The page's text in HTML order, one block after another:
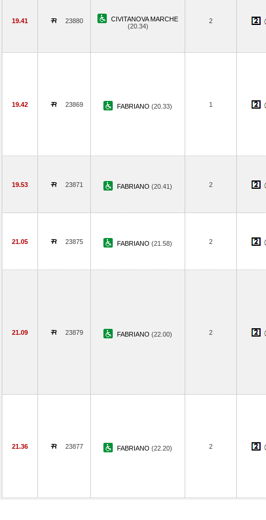
19.41 23880
CIVITANOVA MARCHE
(20.34)
2
19.42 23869 FABRIANO (20.33) 1
19.53 23871 FABRIANO (20.41) 2
21.05 23875 FABRIANO (21.58) 2
21.09 23879 FABRIANO (22.00) 2
21.36 23877 FABRIANO (22.20) 2